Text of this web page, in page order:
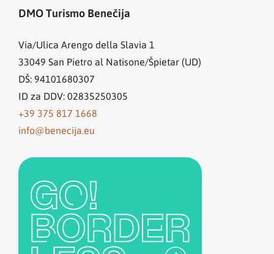
DMO Turismo Benečija
Via/Ulica Arengo della Slavia 1
33049 San Pietro al Natisone/Špietar (UD)
DŠ: 94101680307
ID za DDV: 02835250305
+39 375 817 1668
info@benecija.eu